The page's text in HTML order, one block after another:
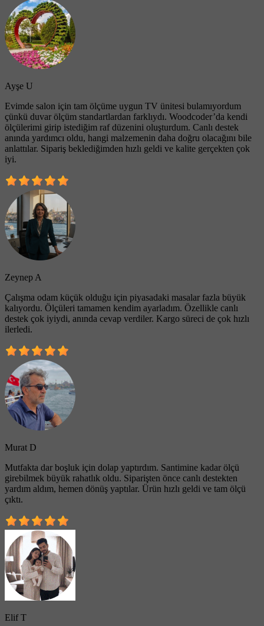
Ayşe U
Evimde salon için tam ölçüme uygun TV ünitesi bulamıyordum
çünkü duvar ölçüm standartlardan farklıydı. Woodcoder’da kendi
ölçülerimi girip istediğim raf düzenini oluşturdum. Canlı destek
anında yardımcı oldu, hangi malzemenin daha doğru olacağını bile
anlattılar. Sipariş beklediğimden hızlı geldi ve kalite gerçekten çok
iyi.
Zeynep A
Çalışma odam küçük olduğu için piyasadaki masalar fazla büyük
kalıyordu. Ölçüleri tamamen kendim ayarladım. Özellikle canlı
destek çok iyiydi, anında cevap verdiler. Kargo süreci de çok hızlı
ilerledi.
Murat D
Mutfakta dar boşluk için dolap yaptırdım. Santimine kadar ölçü
girebilmek büyük rahatlık oldu. Siparişten önce canlı destekten
yardım aldım, hemen dönüş yaptılar. Ürün hızlı geldi ve tam ölçü
çıktı.
Elif T